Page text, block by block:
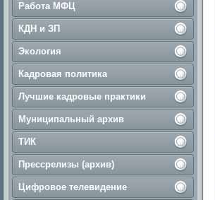
Работа МФЦ
КДН и ЗП
Экология
Кадровая политика
Лучшие кадровые практики
Муниципальный архив
ТИК
Прессрелизы (архив)
Цифровое телевидение